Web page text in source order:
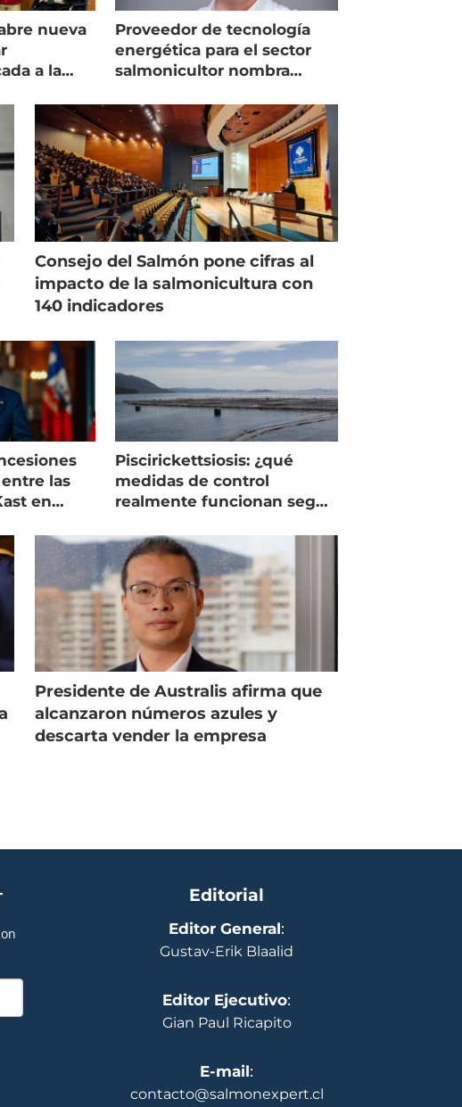
nueva
a la
Proveedor de tecnología
energética para el sector
salmonicultor nombra
Consejo del Salmón pone cifras al
impacto de la salmonicultura con
140 indicadores
las
en
Piscirickettsiosis: ¿qué
medidas de control
realmente funcionan según
Presidente de Australis afirma que
alcanzaron números azules y
descarta vender la empresa
Editorial
Editor General:
Gustav-Erik Blaalid
Editor Ejecutivo:
Gian Paul Ricapito
E-mail:
contacto@salmonexpert.cl